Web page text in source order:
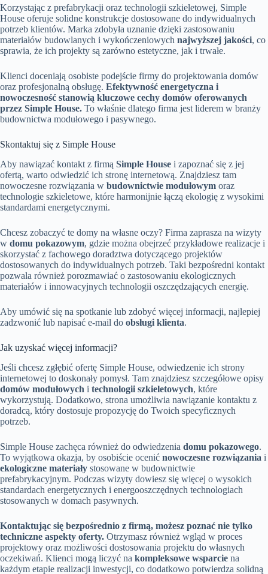
Korzystając z prefabrykacji oraz technologii szkieletowej, Simple
House oferuje solidne konstrukcje dostosowane do indywidualnych
potrzeb klientów. Marka zdobyła uznanie dzięki zastosowaniu
materiałów budowlanych i wykończeniowych najwyższej jakości, co
sprawia, że ich projekty są zarówno estetyczne, jak i trwałe.
Klienci doceniają osobiste podejście firmy do projektowania domów
oraz profesjonalną obsługę. Efektywność energetyczna i
nowoczesność stanowią kluczowe cechy domów oferowanych
przez Simple House. To właśnie dlatego firma jest liderem w branży
budownictwa modułowego i pasywnego.
Skontaktuj się z Simple House
Aby nawiązać kontakt z firmą Simple House i zapoznać się z jej
ofertą, warto odwiedzić ich stronę internetową. Znajdziesz tam
nowoczesne rozwiązania w budownictwie modułowym oraz
technologie szkieletowe, które harmonijnie łączą ekologię z wysokimi
standardami energetycznymi.
Chcesz zobaczyć te domy na własne oczy? Firma zaprasza na wizyty
w domu pokazowym, gdzie można obejrzeć przykładowe realizacje i
skorzystać z fachowego doradztwa dotyczącego projektów
dostosowanych do indywidualnych potrzeb. Taki bezpośredni kontakt
pozwala również porozmawiać o zastosowaniu ekologicznych
materiałów i innowacyjnych technologii oszczędzających energię.
Aby umówić się na spotkanie lub zdobyć więcej informacji, najlepiej
zadzwonić lub napisać e-mail do obsługi klienta.
Jak uzyskać więcej informacji?
Jeśli chcesz zgłębić ofertę Simple House, odwiedzenie ich strony
internetowej to doskonały pomysł. Tam znajdziesz szczegółowe opisy
domów modułowych i technologii szkieletowych, które
wykorzystują. Dodatkowo, strona umożliwia nawiązanie kontaktu z
doradcą, który dostosuje propozycję do Twoich specyficznych
potrzeb.
Simple House zachęca również do odwiedzenia domu pokazowego.
To wyjątkowa okazja, by osobiście ocenić nowoczesne rozwiązania i
ekologiczne materiały stosowane w budownictwie
prefabrykacyjnym. Podczas wizyty dowiesz się więcej o wysokich
standardach energetycznych i energooszczędnych technologiach
stosowanych w domach pasywnych.
Kontaktując się bezpośrednio z firmą, możesz poznać nie tylko
techniczne aspekty oferty. Otrzymasz również wgląd w proces
projektowy oraz możliwości dostosowania projektu do własnych
oczekiwań. Klienci mogą liczyć na kompleksowe wsparcie na
każdym etapie realizacji inwestycji, co dodatkowo potwierdza solidną